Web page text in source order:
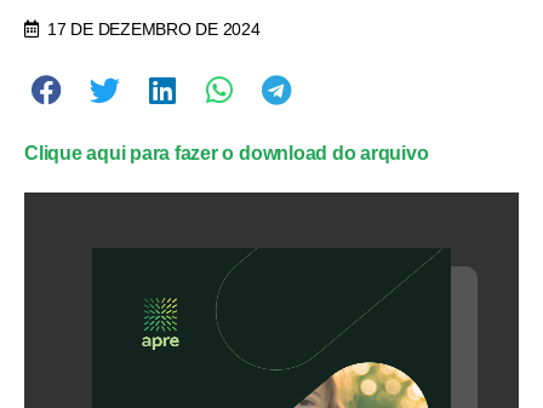
17 DE DEZEMBRO DE 2024
Clique aqui para fazer o download do arquivo